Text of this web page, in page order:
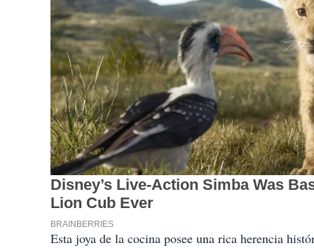
Esta joya de la cocina posee una rica herencia